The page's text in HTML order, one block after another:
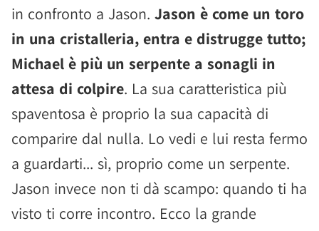
in confronto a Jason. Jason è come un toro
in una cristalleria, entra e distrugge tutto;
Michael è più un serpente a sonagli in
attesa di colpire. La sua caratteristica più
spaventosa è proprio la sua capacità di
comparire dal nulla. Lo vedi e lui resta fermo
a guardarti... sì, proprio come un serpente.
Jason invece non ti dà scampo: quando ti ha
visto ti corre incontro. Ecco la grande